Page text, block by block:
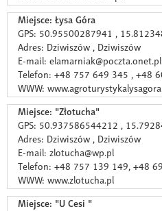
Miejsce: Łysa Góra
GPS: 50.95500287941 ,
Adres: Dziwiszów , Dziwiszów
E-mail: elamarniak@poczta.onet.pl
Telefon: +48 757 649 345 , +48
WWW:
Miejsce: "Złotucha"
GPS: 50.937586544212 ,
Adres: Dziwiszów , Dziwiszów
E-mail: zlotucha@wp.pl
Telefon: +48 757 139 149, +48
WWW: www.zlotucha.pl
Miejsce: "U Cesi "